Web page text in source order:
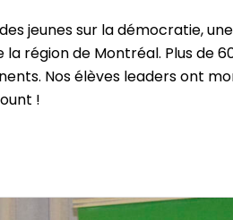
jeunes sur la démocratie,
région de Montréal. Plus de
Nos élèves leaders ont
!